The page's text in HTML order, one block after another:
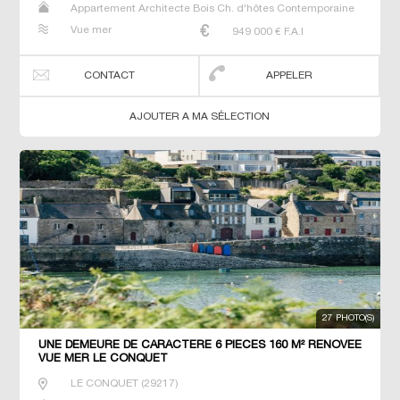
Appartement Architecte Bois Ch. d'hôtes Contemporaine
T2 T3 Villa
Vue mer 949 000 € F.A.I
CONTACT APPELER
AJOUTER A MA SÉLECTION
27 PHOTO(S)
UNE DEMEURE DE CARACTERE 6 PIECES 160 M² RENOVEE
VUE MER LE CONQUET
LE CONQUET(29217)